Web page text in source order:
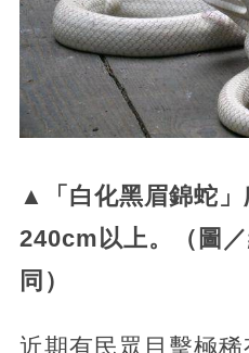
▲「白化黑眉錦蛇
240cm以上。（圖
同）
近期有民眾目擊極